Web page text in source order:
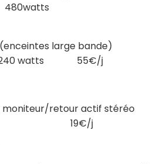
(enceintes large bande)
55€/j
moniteur/retour actif stéréo
j